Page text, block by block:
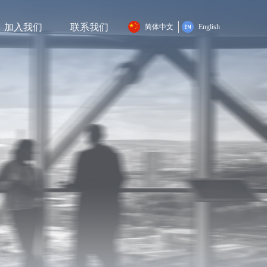
加入我们 联系我们 简体中文 English